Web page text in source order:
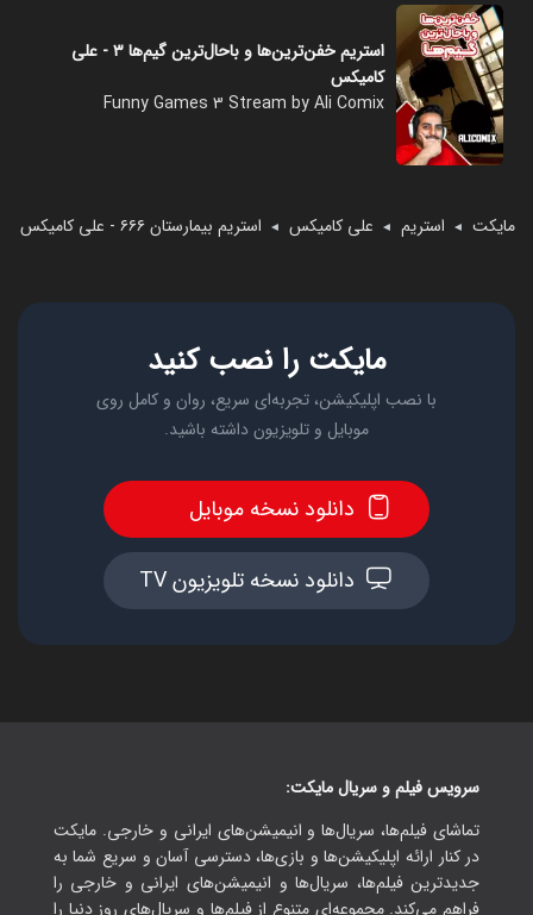
استریم خفن‌ترین‌ها و باحال‌ترین گیم‌ها ۳ - علی
کامیکس
Funny Games 3 Stream by Ali Comix
مایکت ◄ استریم ◄ علی کامیکس ◄ استریم بیمارستان ۶۶۶ - علی کامیکس
مایکت را نصب کنید
با نصب اپلیکیشن، تجربه‌ای سریع، روان و کامل روی
موبایل و تلویزیون داشته باشید.
دانلود نسخه موبایل
دانلود نسخه تلویزیون TV
سرویس فیلم و سریال مایکت:
تماشای فیلم‌ها، سریال‌ها و انیمیشن‌های ایرانی و خارجی. مایکت
در کنار ارائه اپلیکیشن‌ها و بازی‌ها، دسترسی آسان و سریع شما به
جدیدترین فیلم‌ها، سریال‌ها و انیمیشن‌های ایرانی و خارجی را
فراهم می‌کند. مجموعه‌ای متنوع از فیلم‌ها و سریال‌های روز دنیا را